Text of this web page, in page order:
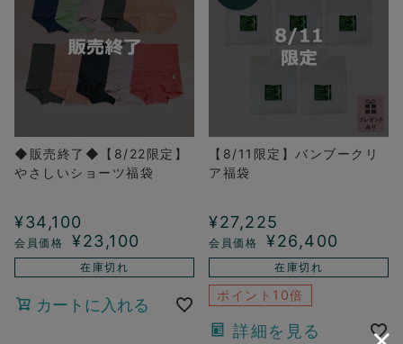
◆販売終了◆【8/22限定】
やさしいショーツ福袋
¥34,100
¥23,100
在庫切れ
カートに入れる
【8/11限定】バンブークリ
ア福袋
¥27,225
¥26,400
在庫切れ
ポイント10倍
詳細を見る